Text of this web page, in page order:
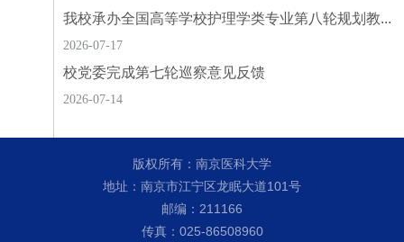
我校承办全国高等学校护理学类专业第八轮规划教...
2026-07-17
校党委完成第七轮巡察意见反馈
2026-07-14
版权所有：南京医科大学
地址：南京市江宁区龙眠大道101号
邮编：211166
传真：025-86508960